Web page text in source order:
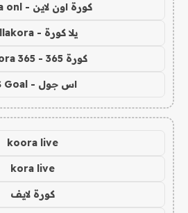
كورة اون لاين - koora onl
يلا كورة - yallakora
كورة 365 - kooora 365
اس جول - AS Goal
koora live
kora live
كورة لايف